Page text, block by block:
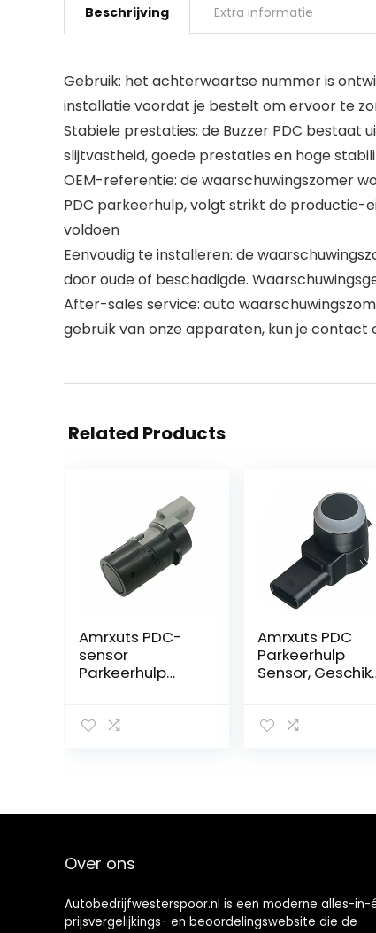
Beschrijving Extra informatie
Gebruik: het achterwaartse nummer is
installatie voordat je bestelt om ervoor te
Stabiele prestaties: de Buzzer PDC bestaat
slijtvastheid, goede prestaties en hoge
OEM-referentie: de waarschuwingszomer
PDC parkeerhulp, volgt strikt de
voldoen
Eenvoudig te installeren: de
door oude of beschadigde.
After-sales service: auto
gebruik van onze apparaten, kun je contact
Related Products
Amrxuts PDC-
sensor
Parkeerhulp
serie en X
Amrxuts PDC
Parkeerhulp
Sensor, Geschikt
W212 A207 C207
Over ons
Autobedrijfwesterspoor.nl is een moderne alles-in-
prijsvergelijkings- en beoordelingswebsite die de